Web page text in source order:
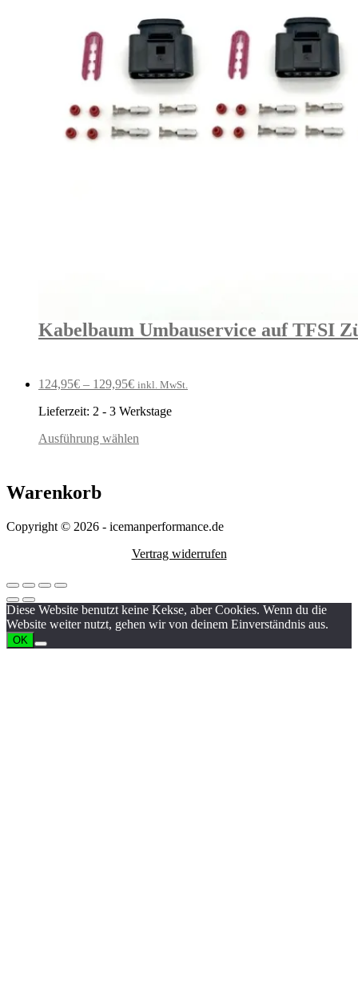
Kabelbaum Umbauservice auf TFSI
124,95€ – 129,95€ inkl. MwSt.
Lieferzeit: 2 - 3 Werkstage
Ausführung wählen
Warenkorb
Copyright © 2026 - icemanperformance.de
Vertrag widerrufen
Diese Website benutzt keine Kekse, aber Cookies. Wenn du die
Website weiter nutzt, gehen wir von deinem Einverständnis aus.
OK